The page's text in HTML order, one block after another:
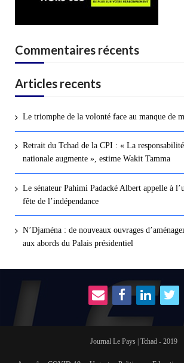
Commentaires récents
Articles recents
Le triomphe de la volonté face au manque de
Retrait du Tchad de la CPI : « La
nationale augmente », estime Wakit Tamma
Le sénateur Pahimi Padacké Albert appelle à
fête de l’indépendance
N’Djaména : de nouveaux ouvrages
aux abords du Palais présidentiel
Journal Le Pays | Tchad - 2019